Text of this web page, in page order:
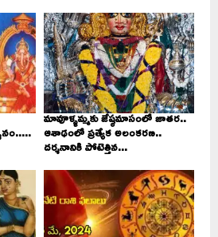
మావూళ్ళమ్మకు జేష్ఠమాసంలో జాతర..
ఆశాఢంలో ప్రత్యేక అలంకరణ..
దర్శనానికి పోటెత్తిన...